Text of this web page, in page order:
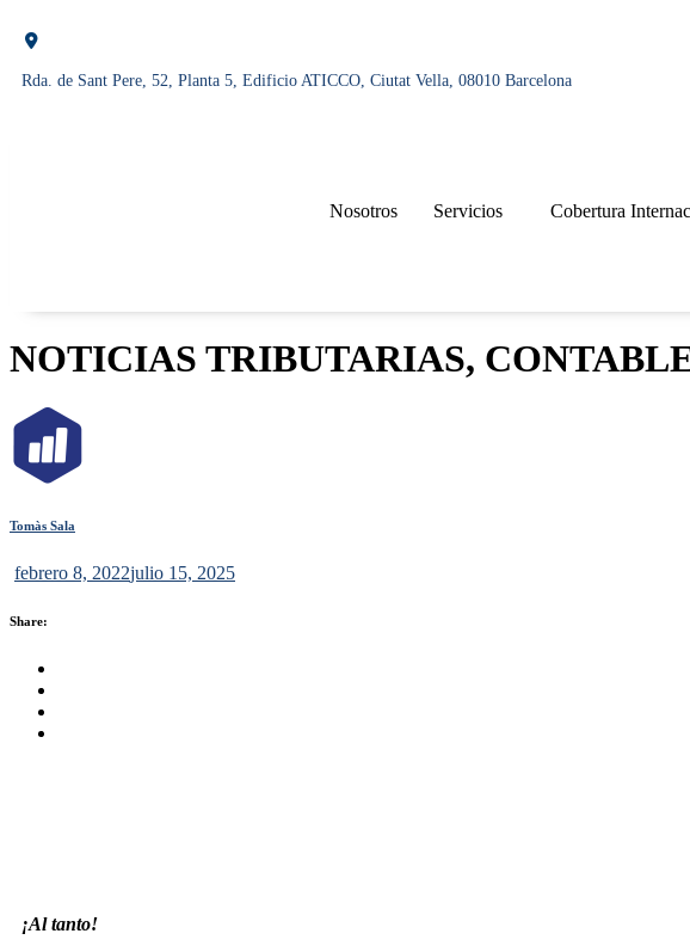
Rda. de Sant Pere, 52, Planta 5, Edificio ATICCO, Ciutat Vella, 08010 Barcelona
Nosotros Servicios Cobertura
NOTICIAS TRIBUTARIAS,
Tomàs Sala
febrero 8, 2022julio 15, 2025
Share:
¡Al tanto!